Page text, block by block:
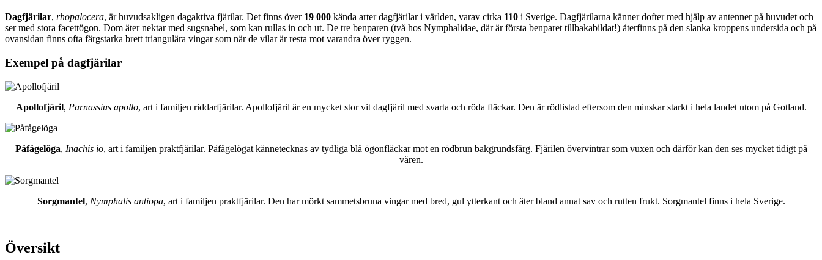
Dagfjärilar, rhopalocera, är huvudsakligen dagaktiva fjärilar. Det finns över 19 000 kända arter dagfjärilar i världen, varav cirka 110 i Sverige. Dagfjärilarna känner dofter med hjälp av antenner på huvudet och
ser med stora facettögon. Dom äter nektar med sugsnabel, som kan rullas in och ut. De tre benparen (två hos Nymphalidae, där är första benparet tillbakabildat!) återfinns på den slanka kroppens undersida och på
ovansidan finns ofta färgstarka brett triangulära vingar som när de vilar är resta mot varandra över ryggen.
Exempel på dagfjärilar
Apollofjäril, Parnassius apollo, art i familjen riddarfjärilar. Apollofjäril är en mycket stor vit dagfjäril med svarta och röda fläckar. Den är rödlistad eftersom den minskar starkt i hela landet utom på Gotland.
Påfågelöga, Inachis io, art i familjen praktfjärilar. Påfågelögat kännetecknas av tydliga blå ögonfläckar mot en rödbrun bakgrundsfärg. Fjärilen övervintrar som vuxen och därför kan den ses mycket tidigt på
våren.
Sorgmantel, Nymphalis antiopa, art i familjen praktfjärilar. Den har mörkt sammetsbruna vingar med bred, gul ytterkant och äter bland annat sav och rutten frukt. Sorgmantel finns i hela Sverige.
Översikt